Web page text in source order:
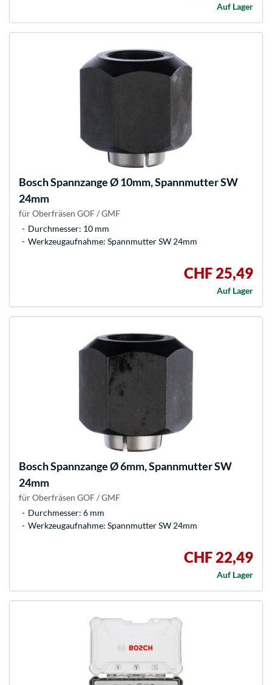
Auf Lager
BoschSpannzange Ø 10mm, Spannmutter SW
24mm
für Oberfräsen GOF / GMF
Durchmesser: 10 mm
Werkzeugaufnahme: Spannmutter SW 24mm
CHF 25,49
Auf Lager
BoschSpannzange Ø 6mm, Spannmutter SW
24mm
für Oberfräsen GOF / GMF
Durchmesser: 6 mm
Werkzeugaufnahme: Spannmutter SW 24mm
CHF 22,49
Auf Lager